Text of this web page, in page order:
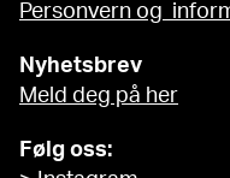
Personvern og
Nyhetsbrev
Meld deg på her
Følg oss: